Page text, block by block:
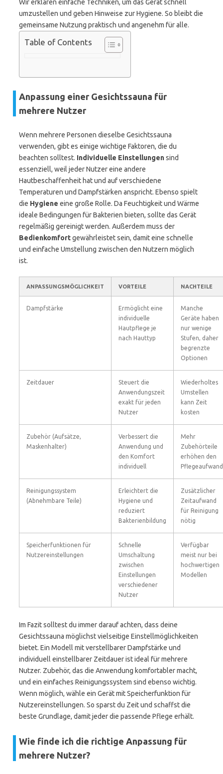
Wir erklären einfache Techniken, um das Gerät schnell
umzustellen und geben Hinweise zur Hygiene. So bleibt die
gemeinsame Nutzung praktisch und angenehm für alle.
Table of Contents
Anpassung einer Gesichtssauna für
mehrere Nutzer
Wenn mehrere Personen dieselbe Gesichtssauna
verwenden, gibt es einige wichtige Faktoren, die du
beachten solltest. Individuelle Einstellungensind
essenziell, weil jeder Nutzer eine andere
Hautbeschaffenheit hat und auf verschiedene
Temperaturen und Dampfstärken anspricht. Ebenso spielt
die Hygiene eine große Rolle. Da Feuchtigkeit und Wärme
ideale Bedingungen für Bakterien bieten, sollte das Gerät
regelmäßig gereinigt werden. Außerdem muss der
Bedienkomfortgewährleistet sein, damit eine schnelle
und einfache Umstellung zwischen den Nutzern möglich
ist.
ANPASSUNGSMÖGLICHKEIT VORTEILE NACHTEILE
Dampfstärke
Ermöglicht eine
individuelle
Hautpflege je
nach Hauttyp
Manche
Geräte haben
nur wenige
Stufen, daher
begrenzte
Optionen
Zeitdauer
Steuert die
Anwendungszeit
exakt für jeden
Nutzer
Wiederholtes
Umstellen
kann Zeit
kosten
Zubehör (Aufsätze,
Maskenhalter)
Verbessert die
Anwendung und
den Komfort
individuell
Mehr
Zubehörteile
erhöhen den
Pflegeaufwand
Reinigungssystem
(Abnehmbare Teile)
Erleichtert die
Hygiene und
reduziert
Bakterienbildung
Zusätzlicher
Zeitaufwand
für Reinigung
nötig
Speicherfunktionen für
Nutzereinstellungen
Schnelle
Umschaltung
zwischen
Einstellungen
verschiedener
Nutzer
Verfügbar
meist nur bei
hochwertigen
Modellen
Im Fazit solltest du immer darauf achten, dass deine
Gesichtssauna möglichst vielseitige Einstellmöglichkeiten
bietet. Ein Modell mit verstellbarer Dampfstärke und
individuell einstellbarer Zeitdauer ist ideal für mehrere
Nutzer. Zubehör, das die Anwendung komfortabler macht,
und ein einfaches Reinigungssystem sind ebenso wichtig.
Wenn möglich, wähle ein Gerät mit Speicherfunktion für
Nutzereinstellungen. So sparst du Zeit und schaffst die
beste Grundlage, damit jeder die passende Pflege erhält.
Wie finde ich die richtige Anpassung für
mehrere Nutzer?